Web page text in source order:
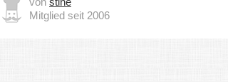
Mitglied seit 2006